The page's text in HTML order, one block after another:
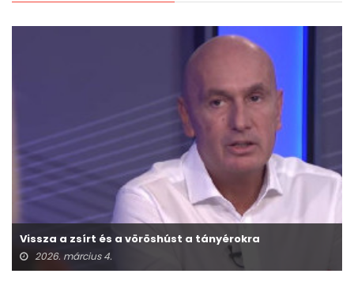
Vissza a zsírt és a vöröshúst a tányérokra
2026. március 4.